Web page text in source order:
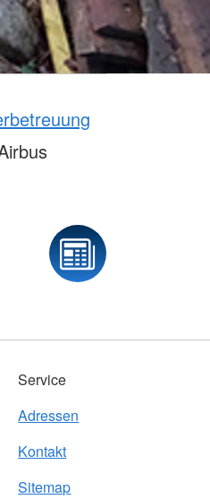
Service
Adressen
Kontakt
Sitemap